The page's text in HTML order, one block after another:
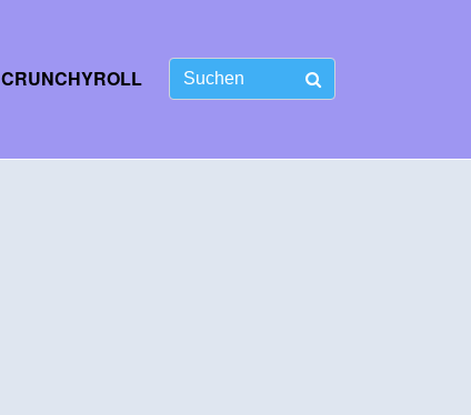
CRUNCHYROLL